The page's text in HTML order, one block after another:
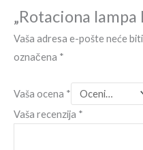
„Rotaciona lampa
Vaša adresa e-pošte neće
označena *
Vaša ocena *
Vaša recenzija *